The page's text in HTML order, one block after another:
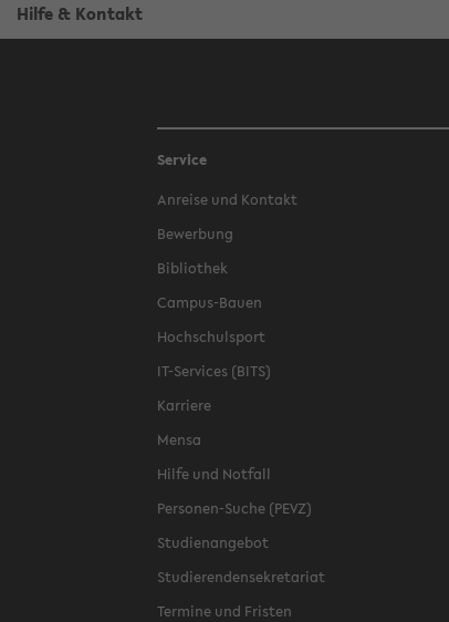
Hilfe & Kontakt
Service
Anreise und Kontakt
Bewerbung
Bibliothek
Campus-Bauen
Hochschulsport
IT-Services (BITS)
Karriere
Mensa
Hilfe und Notfall
Personen-Suche (PEVZ)
Studienangebot
Studierendensekretariat
Termine und Fristen